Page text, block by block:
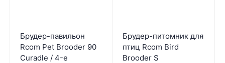
Брудер-павильон
Rcom Pet Brooder 90
Curadle / 4-е
Брудер-питомник для
птиц Rcom Bird
Brooder S